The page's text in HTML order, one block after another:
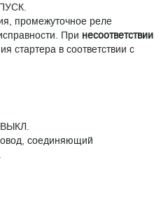
промежуточное реле
При несоответствии
стартера в соответствии с
ВЫКЛ.
соединяющий